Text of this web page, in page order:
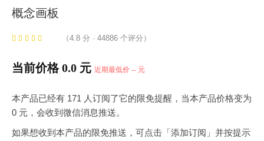
概念画板
（4.8 分 · 44886 个评分）
当前价格 0.0 元 近期最低价 -- 元
本产品已经有 171 人订阅了它的限免提醒，当本产品价格变为
0 元，会收到微信消息推送。
如果想收到本产品的限免推送，可点击「添加订阅」并按提示